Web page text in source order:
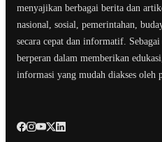
menyajikan berbagai berita dan
nasional, sosial, pemerintahan,
secara cepat dan informatif.
berperan dalam memberikan
informasi yang mudah diakses